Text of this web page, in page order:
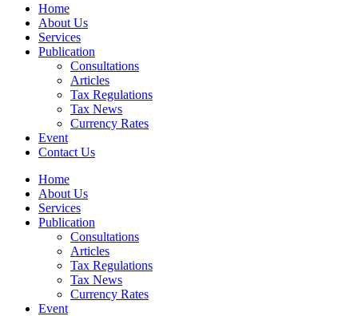
Home
About Us
Services
Publication
Consultations
Articles
Tax Regulations
Tax News
Currency Rates
Event
Contact Us
Home
About Us
Services
Publication
Consultations
Articles
Tax Regulations
Tax News
Currency Rates
Event